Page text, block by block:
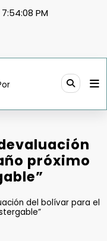
7:54:09 PM
próximo
del bolívar para el